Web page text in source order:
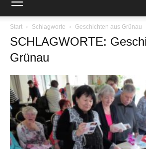
Start Schlagworte Geschichten aus Grünau
SCHLAGWORTE:
Grünau